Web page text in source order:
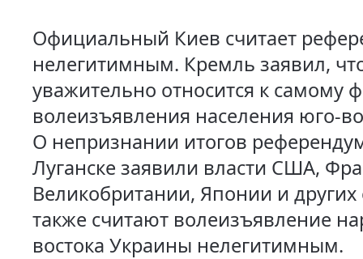
Официальный Киев считает
нелегитимным. Кремль заявил,
уважительно относится к самому
волеизъявления населения юго-
О непризнании итогов
Луганске заявили власти США,
Великобритании, Японии и
также считают волеизъявление
востока Украины нелегитимным.